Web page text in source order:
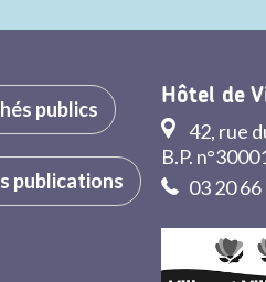
publics
publications
Hôtel de
42, rue
B.P.
03 20